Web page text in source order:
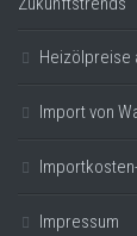
Heizölpreise
Import von
Impressum